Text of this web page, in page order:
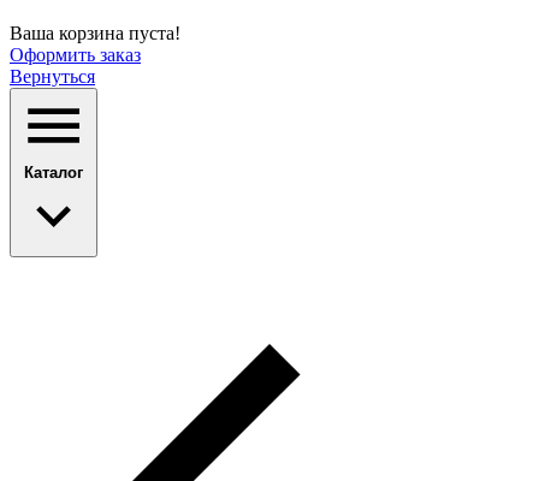
Ваша корзина пуста!
Оформить заказ
Вернуться
Каталог